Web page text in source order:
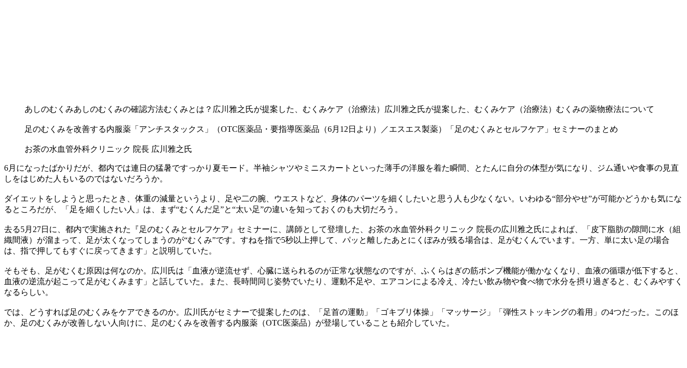
あしのむくみあしのむくみの確認方法むくみとは？ 広川雅之氏が提案した、むくみケア（治療法） 広川雅之氏が提案した、むくみケア（治療法） むくみの薬物療法について
足のむくみを改善する内服薬「アンチスタックス」（OTC医薬品・要指導医薬品（6月12日より）／エスエス製薬） 「足のむくみとセルフケア」セミナーのまとめ
お茶の水血管外科クリニック 院長 広川雅之氏
6月になったばかりだが、都内では連日の猛暑ですっかり夏モード。半袖シャツやミニスカートといった薄手の洋服を着た瞬間、とたんに自分の体型が気になり、ジム通いや食事の見直
しをはじめた人もいるのではないだろうか。
ダイエットをしようと思ったとき、体重の減量というより、足や二の腕、ウエストなど、身体のパーツを細くしたいと思う人も少なくない。いわゆる“部分やせ”が可能かどうかも気にな
るところだが、「足を細くしたい人」は、まず“むくんだ足”と“太い足”の違いを知っておくのも大切だろう。
去る5月27日に、都内で実施された『足のむくみとセルフケア』セミナーに、講師として登壇した、お茶の水血管外科クリニック 院長の広川雅之氏によれば、「皮下脂肪の隙間に水（組
織間液）が溜まって、足が太くなってしまうのが“むくみ”です。すねを指で5秒以上押して、パッと離したあとにくぼみが残る場合は、足がむくんでいます。一方、単に太い足の場合
は、指で押してもすぐに戻ってきます」と説明していた。
そもそも、足がむくむ原因は何なのか。広川氏は「血液が逆流せず、心臓に送られるのが正常な状態なのですが、ふくらはぎの筋ポンプ機能が働かなくなり、血液の循環が低下すると、
血液の逆流が起こって足がむくみます」と話していた。また、長時間同じ姿勢でいたり、運動不足や、エアコンによる冷え、冷たい飲み物や食べ物で水分を摂り過ぎると、むくみやすく
なるらしい。
では、どうすれば足のむくみをケアできるのか。広川氏がセミナーで提案したのは、「足首の運動」「ゴキブリ体操」「マッサージ」「弾性ストッキングの着用」の4つだった。このほ
か、足のむくみが改善しない人向けに、足のむくみを改善する内服薬（OTC医薬品）が登場していることも紹介していた。